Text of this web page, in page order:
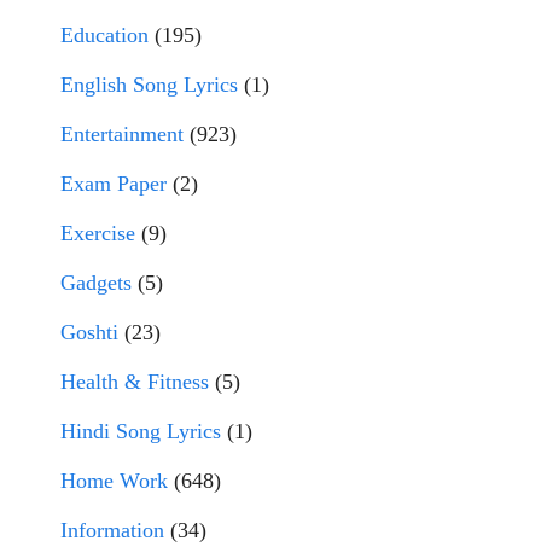
Education (195)
English Song Lyrics (1)
Entertainment (923)
Exam Paper (2)
Exercise (9)
Gadgets (5)
Goshti (23)
Health & Fitness (5)
Hindi Song Lyrics (1)
Home Work (648)
Information (34)